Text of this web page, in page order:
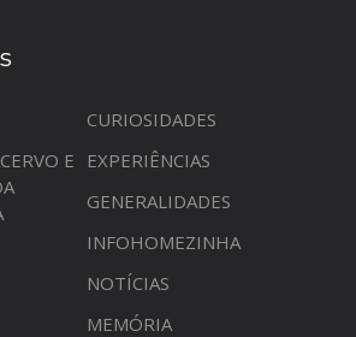
CURIOSIDADES
E
EXPERIÊNCIAS
GENERALIDADES
INFOHOMEZINHA
NOTÍCIAS
MEMÓRIA